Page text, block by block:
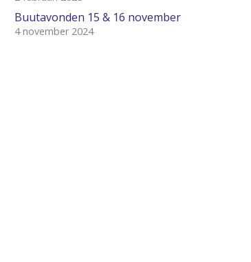
Buutavonden 15 & 16 november
4 november 2024